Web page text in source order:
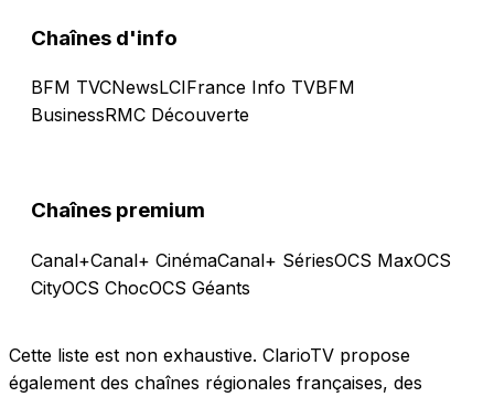
Chaînes d'info
BFM TVCNewsLCIFrance Info TVBFM
BusinessRMC Découverte
Chaînes premium
Canal+Canal+ CinémaCanal+ SériesOCS MaxOCS
CityOCS ChocOCS Géants
Cette liste est non exhaustive. ClarioTV propose
également des chaînes régionales françaises, des